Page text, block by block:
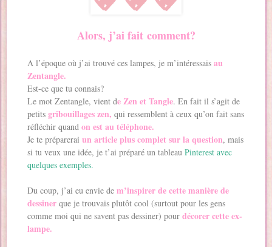
Alors, j’ai fait comment?
A l’époque où j’ai trouvé ces lampes, je m’intéressaisau
Zentangle.
Est-ce que tu connais?
Le mot Zentangle, vient de Zen et Tangle. En fait il s’agit de
petitsgribouillages zen, qui ressemblent à ceux qu’on fait sans
réfléchir quandon est au téléphone.
Je te prépareraiun article plus complet sur la question, mais
si tu veux une idée, je t’ai préparé un tableauPinterest avec
quelques exemples.
Du coup, j’ai eu envie de m’inspirer de cette manière de
dessiner que je trouvais plutôt cool (surtout pour les gens
comme moi qui ne savent pas dessiner) pourdécorer cette ex-
lampe.